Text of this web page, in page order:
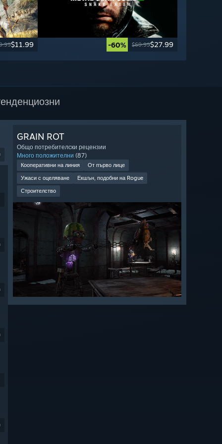
$11.99 -60% $69.99$27.99
GRAIN ROT
Общо потребителски рецензии
Много положителни (87)
Кооперативни на линия
От първо лице
Ужаси с оцеляване
Екшън, подобни на Rogue
Строителство